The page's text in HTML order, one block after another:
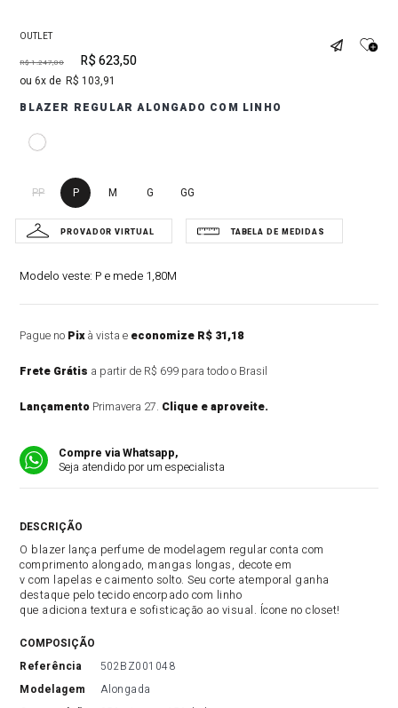
OUTLET
R$ 1.247,00 R$623,50
6 R$ 103,91
BLAZER REGULAR ALONGADO COM LINHO
PP P M G GG
Modelo veste: P e mede 1,80M
Pague no Pixà vista e economize R$ 31,18
Frete Grátis a partir de R$ 699 para todo o Brasil
Lançamento Primavera 27. Clique e aproveite.
Compre via Whatsapp,
Seja atendido por um especialista
O blazer lança perfume de modelagem regular conta com
comprimento alongado, mangas longas, decote em
v com lapelas e caimento solto. Seu corte atemporal ganha
destaque pelo tecido encorpado com linho
que adiciona textura e sofisticação ao visual. Ícone no closet!
COMPOSIÇÃO
referência
502BZ001048
modelagem
Alongada